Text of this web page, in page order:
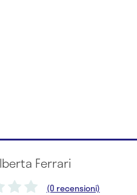
Ferrari
(0 recensioni)